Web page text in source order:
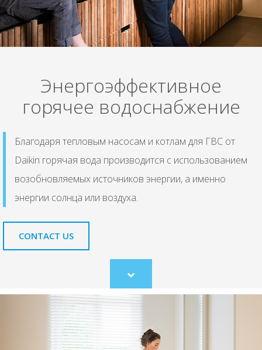
Энергоэффективное
горячее водоснабжение
Благодаря тепловым насосам и котлам для ГВС от
Daikin горячая вода производится с использованием
возобновляемых источников энергии, а именно
энергии солнца или воздуха.
CONTACT US
Scroll
to
content